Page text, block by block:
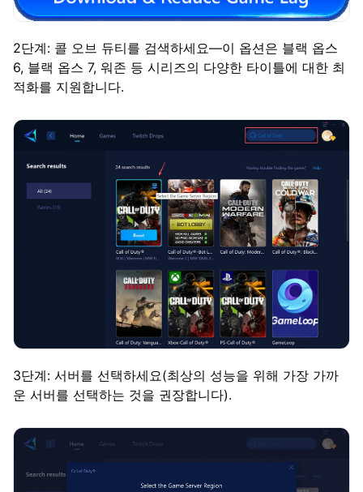
2단계: 콜 오브 듀티를 검색하세요—이 옵션은 블랙 옵스
6, 블랙 옵스 7, 워존 등 시리즈의 다양한 타이틀에 대한 최
적화를 지원합니다.
3단계: 서버를 선택하세요(최상의 성능을 위해 가장 가까
운 서버를 선택하는 것을 권장합니다).